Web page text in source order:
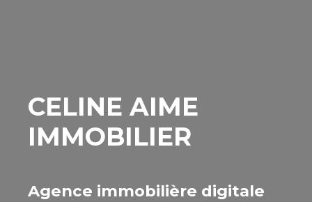
CELINE AIME
IMMOBILIER
Agence immobilière digitale